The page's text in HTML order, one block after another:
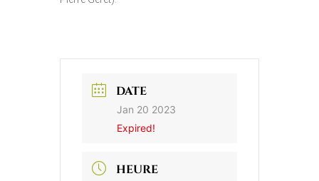
DATE
Jan 20 2023
Expired!
HEURE